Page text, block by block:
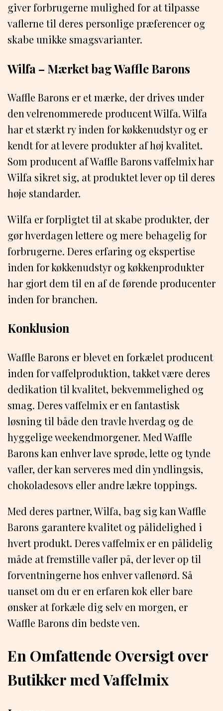
giver forbrugerne mulighed for at tilpasse
vaflerne til deres personlige præferencer og
skabe unikke smagsvarianter.
Wilfa – Mærket bag Waffle Barons
Waffle Barons er et mærke, der drives under
den velrenommerede producent Wilfa. Wilfa
har et stærkt ry inden for køkkenudstyr og er
kendt for at levere produkter af høj kvalitet.
Som producent af Waffle Barons vaffelmix har
Wilfa sikret sig, at produktet lever op til deres
høje standarder.
Wilfa er forpligtet til at skabe produkter, der
gør hverdagen lettere og mere behagelig for
forbrugerne. Deres erfaring og ekspertise
inden for køkkenudstyr og køkkenprodukter
har gjort dem til en af de førende producenter
inden for branchen.
Konklusion
Waffle Barons er blevet en forkælet producent
inden for vaffelproduktion, takket være deres
dedikation til kvalitet, bekvemmelighed og
smag. Deres vaffelmix er en fantastisk
løsning til både den travle hverdag og de
hyggelige weekendmorgener. Med Waffle
Barons kan enhver lave sprøde, lette og tynde
vafler, der kan serveres med din yndlingsis,
chokoladesovs eller andre lækre toppings.
Med deres partner, Wilfa, bag sig kan Waffle
Barons garantere kvalitet og pålidelighed i
hvert produkt. Deres vaffelmix er en pålidelig
måde at fremstille vafler på, der lever op til
forventningerne hos enhver vaflenørd. Så
uanset om du er en erfaren kok eller bare
ønsker at forkæle dig selv en morgen, er
Waffle Barons din bedste ven.
En Omfattende Oversigt over
Butikker med Vaffelmix